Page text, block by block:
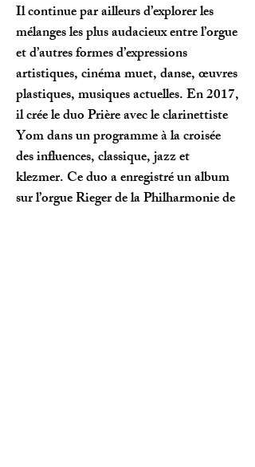
Il continue par ailleurs d’explorer les
mélanges les plus audacieux entre l’orgue
et d’autres formes d’expressions
artistiques, cinéma muet, danse, œuvres
plastiques, musiques actuelles. En 2017,
il crée le duo Prière avec le clarinettiste
Yom dans un programme à la croisée
des influences, classique, jazz et
klezmer. Ce duo a enregistré un album
sur l’orgue Rieger de la Philharmonie de